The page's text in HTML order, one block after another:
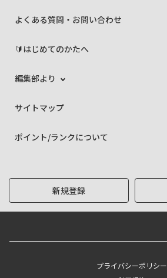
よくある質問・お問い合わせ
🔰はじめてのかたへ
編集部より
サイトマップ
ポイント/ランクについて
新規登録
プライバシーポリシー